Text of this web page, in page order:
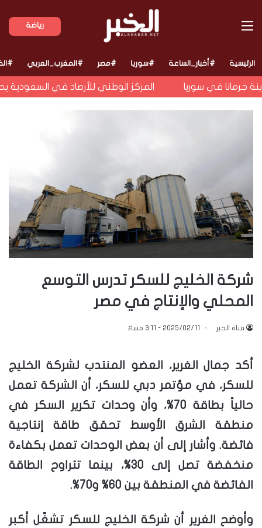
رياضة القائمة
الرئيسية #أخبار_الساعة #سوريا #مصر #المغرب_العربي
جرمانا في سوريا المركز الوطني للأرصاد في السعودية
شركة الخليج للسكر تدرس التوسع
المحلي والإنتاج في مصر
قناة الخبر 2025/02/11 - 3:11 مساءً
أكد جمال الغرير، العضو المنتدب لشركة الخليج
للسكر، في مؤتمر دبي للسكر، أن الشركة تعمل
حالياً بطاقة 70%، وأن وحدات تكرير السكر في
منطقة الشرق الأوسط تحقق طاقة إنتاجية
فائضة. وأشار إلى أن بعض الوحدات تعمل بكفاءة
منخفضة تصل إلى 30%، بينما تتراوح الطاقة
الفائضة في المنطقة بين 60% و70%.
وأوضح الغرير أن شركة الخليج للسكر تشغّل أكبر